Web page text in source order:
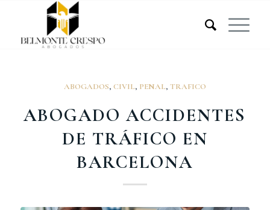
ABOGADOS, CIVIL, PENAL, TRAFICO
ABOGADO ACCIDENTES
DE TRÁFICO EN
BARCELONA